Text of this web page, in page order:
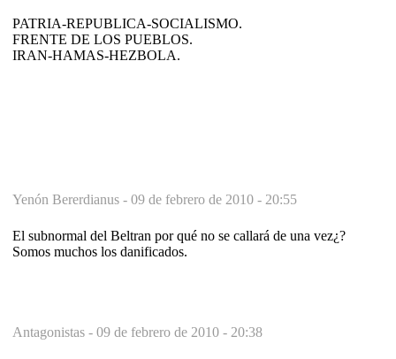
PATRIA-REPUBLICA-SOCIALISMO.
FRENTE DE LOS PUEBLOS.
IRAN-HAMAS-HEZBOLA.
Yenón Bererdianus - 09 de febrero de 2010 - 20:55
El subnormal del Beltran por qué no se callará de una vez¿?
Somos muchos los danificados.
Antagonistas - 09 de febrero de 2010 - 20:38